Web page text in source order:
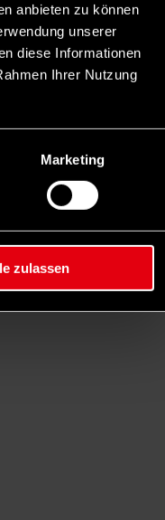
anbieten zu können
unserer
diese Informationen
Ihrer Nutzung
Marketing
zulassen